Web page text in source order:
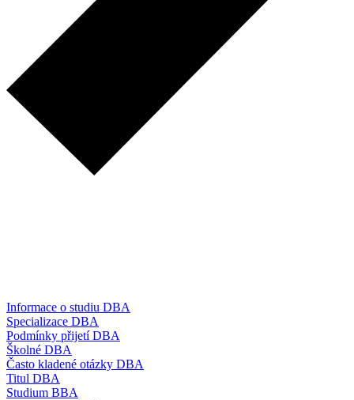
Informace o studiu DBA
Specializace DBA
Podmínky přijetí DBA
Školné DBA
Často kladené otázky DBA
Titul DBA
Studium BBA